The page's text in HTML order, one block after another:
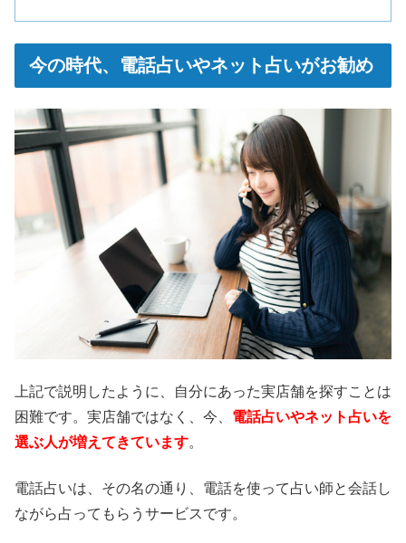
今の時代、電話占いやネット占いがお勧め
上記で説明したように、自分にあった実店舗を探すことは
困難です。実店舗ではなく、今、 電話占いやネット占いを
選ぶ人が増えてきています。
電話占いは、その名の通り、電話を使って占い師と会話し
ながら占ってもらうサービスです。